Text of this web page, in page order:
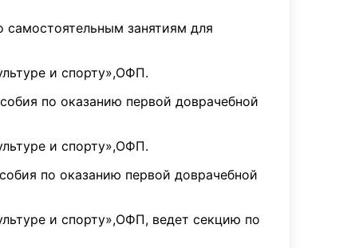
занятиям для
и спорту»,ОФП.
по оказанию первой доврачебной
и спорту»,ОФП.
по оказанию первой доврачебной
и спорту»,ОФП, ведет секцию по